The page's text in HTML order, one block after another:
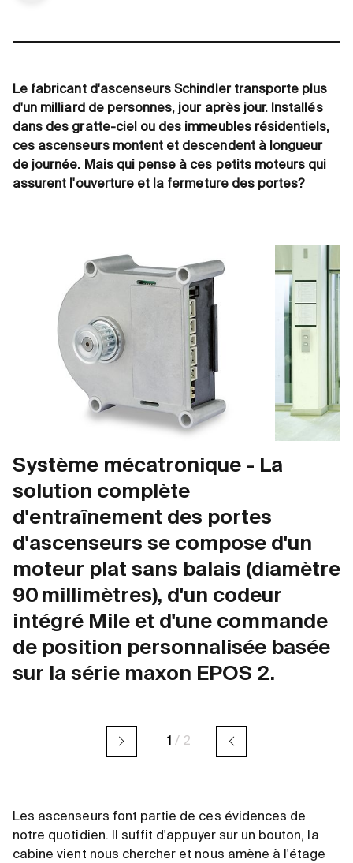
Le fabricant d'ascenseurs Schindler transporte plus
d'un milliard de personnes, jour après jour. Installés
dans des gratte-ciel ou des immeubles résidentiels,
ces ascenseurs montent et descendent à longueur
de journée. Mais qui pense à ces petits moteurs qui
assurent l'ouverture et la fermeture des portes?
Système mécatronique - La
solution complète
d'entraînement des portes
d'ascenseurs se compose d'un
moteur plat sans balais (diamètre
90 millimètres), d'un codeur
intégré Mile et d'une commande
de position personnalisée basée
sur la série maxon EPOS 2.
1 / 2
Les ascenseurs font partie de ces évidences de
notre quotidien. Il suffit d'appuyer sur un bouton, la
cabine vient nous chercher et nous amène à l'étage